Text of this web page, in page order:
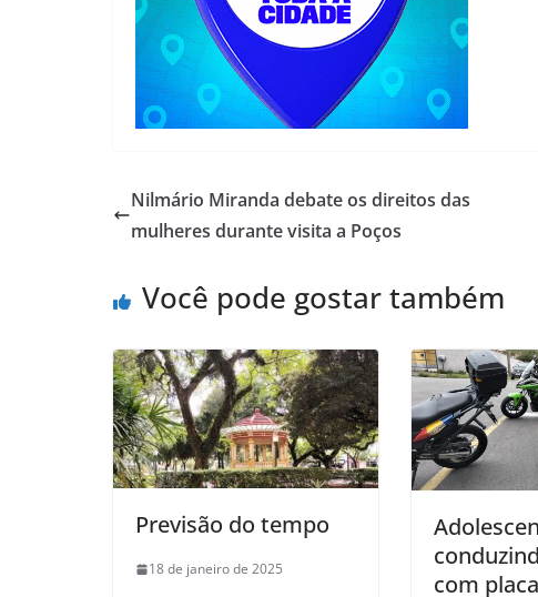
Nilmário Miranda debate os direitos das
mulheres durante visita a Poços
Você pode gostar também
Previsão do tempo
18 de janeiro de 2025
com placa